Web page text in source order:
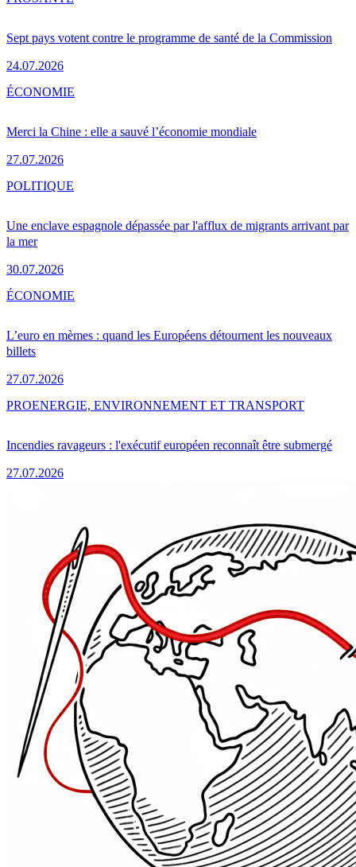
Sept pays votent contre le programme de santé de la Commission
24.07.2026
Merci la Chine : elle a sauvé l’économie mondiale
27.07.2026
ÉCONOMIE
Une enclave espagnole dépassée par l'afflux de migrants arrivant par
la mer
30.07.2026
POLITIQUE
L’euro en mèmes : quand les Européens détournent les nouveaux
billets
27.07.2026
ÉCONOMIE
Incendies ravageurs : l'exécutif européen reconnaît être submergé
27.07.2026
PROENERGIE, ENVIRONNEMENT ET TRANSPORT